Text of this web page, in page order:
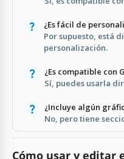
¿Es fácil de
Por supuesto, está
personalización.
¿Es compatible con
Sí, puedes usarla
¿Incluye algún
No, pero tiene
Cómo usar y editar